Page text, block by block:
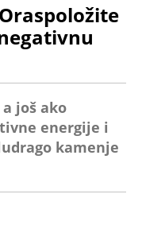
Oraspoložite
još ako
energije i
kamenje